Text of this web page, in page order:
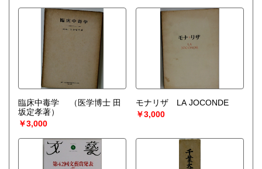
臨床中毒学
（医学博士 田
坂定孝著）
￥3,000
モナリザ LA JOCONDE
￥3,000